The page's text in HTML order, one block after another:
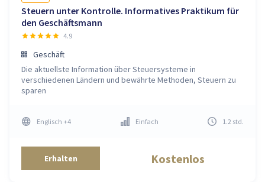
Steuern unter Kontrolle. Informatives Praktikum für
den Geschäftsmann
4.9
Geschäft
Die aktuellste Information über Steuersysteme in
verschiedenen Ländern und bewährte Methoden, Steuern zu
sparen
Englisch +4 Einfach 1.2 std.
Erhalten Kostenlos